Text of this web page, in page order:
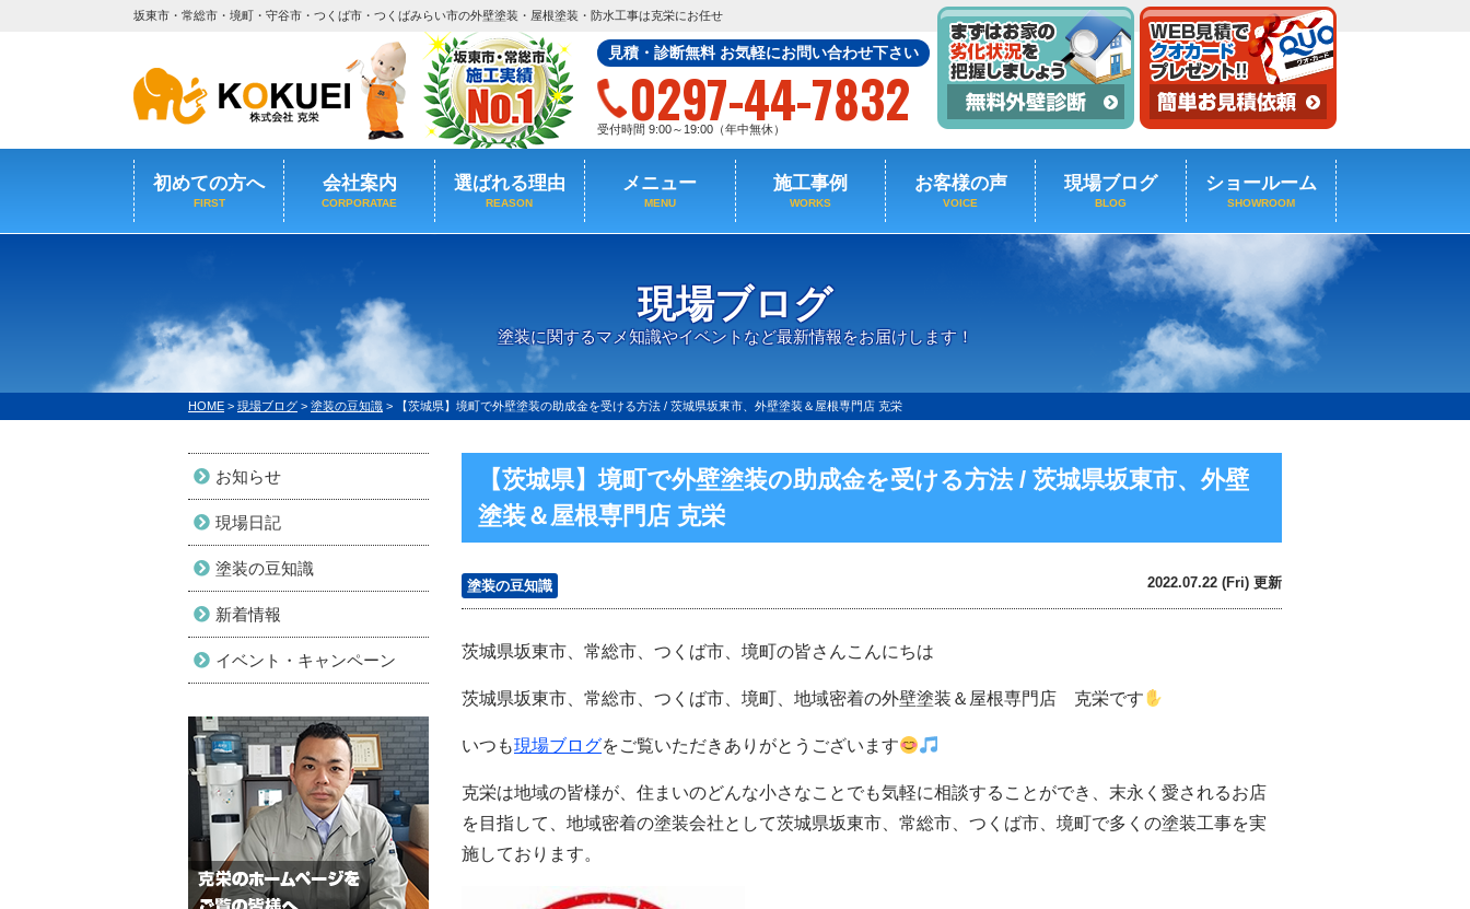
坂東市・常総市・境町・守谷市・つくば市・つくばみらい市の外壁塗装・屋根塗装・防水工事は克栄にお任せ
見積・診断無料 お気軽にお問い合わせ下さい
0297-44-7832
受付時間 9:00～19:00（年中無休）
初めての方へ
FIRST
会社案内
CORPORATAE
選ばれる理由
REASON
メニュー
MENU
施工事例
WORKS
お客様の声
VOICE
現場ブログ
BLOG
ショールーム
SHOWROOM
現場ブログ
塗装に関するマメ知識やイベントなど最新情報をお届けします！
HOME > 現場ブログ > 塗装の豆知識 > 【茨城県】境町で外壁塗装の助成金を受ける方法 / 茨城県坂東市、外壁塗装＆屋根専門店 克栄
【茨城県】境町で外壁塗装の助成金を受ける方法 / 茨城県坂東市、外壁
塗装＆屋根専門店 克栄
塗装の豆知識 2022.07.22 (Fri) 更新
茨城県坂東市、常総市、つくば市、境町の皆さんこんにちは
茨城県坂東市、常総市、つくば市、境町、地域密着の外壁塗装＆屋根専門店 克栄です
いつも現場ブログをご覧いただきありがとうございます
克栄は地域の皆様が、住まいのどんな小さなことでも気軽に相談することができ、末永く愛されるお店
を目指して、地域密着の塗装会社として茨城県坂東市、常総市、つくば市、境町で多くの塗装工事を実
施しております。
お知らせ
現場日記
塗装の豆知識
新着情報
イベント・キャンペーン